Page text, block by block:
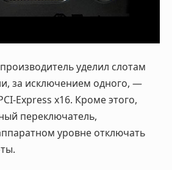
уделил слотам
за исключением одного, —
Express x16. Кроме этого,
переключатель,
уровне отключать